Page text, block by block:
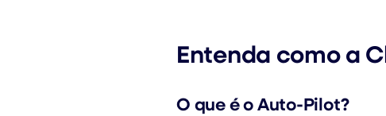
Entenda como a
O que é o Auto-Pilot?